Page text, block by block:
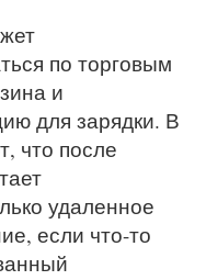
по торговым
и
для зарядки. В
что после
удаленное
если что-то